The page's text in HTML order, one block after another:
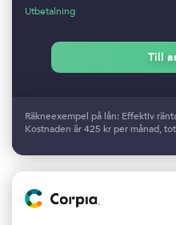
Utbetalning
Till
Räkneexempel på lån: Effektiv
Kostnaden är 425 kr per månad,